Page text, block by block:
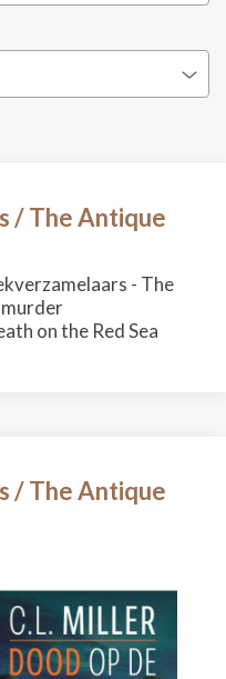
/ The Antique
- The
on the Red Sea
/ The Antique